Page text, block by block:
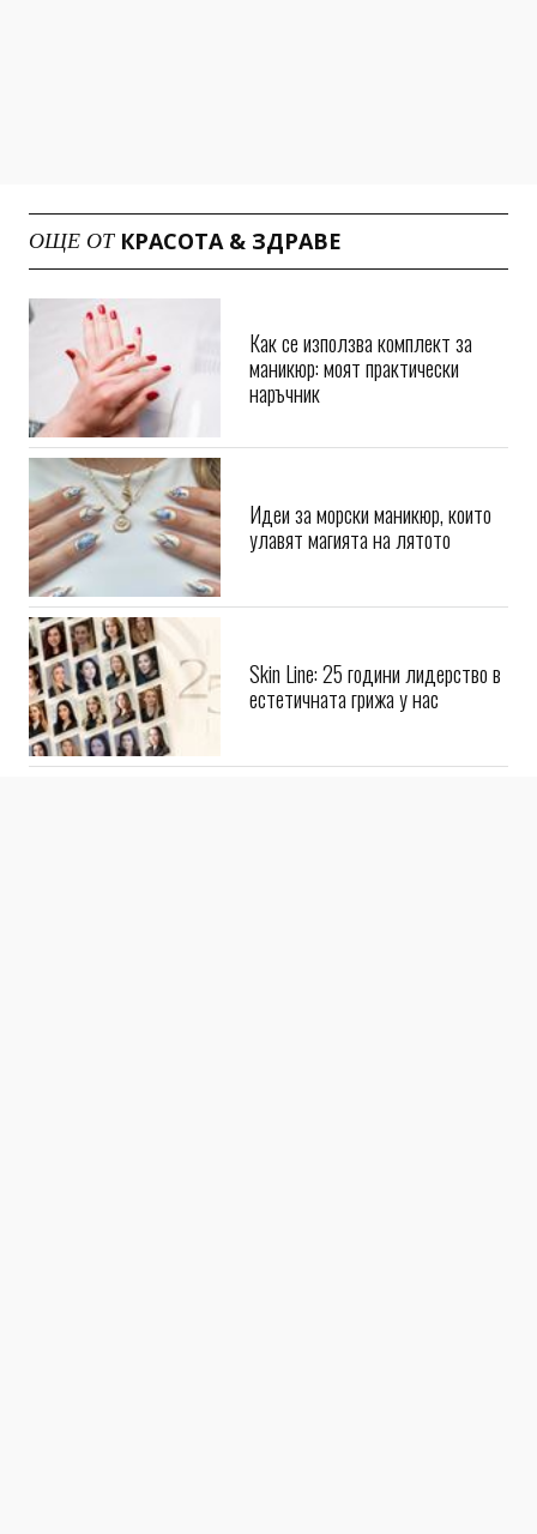
ОЩЕ ОТ КРАСОТА & ЗДРАВЕ
Как се използва комплект за
маникюр: моят практически
наръчник
Идеи за морски маникюр, които
улавят магията на лятото
Skin Line: 25 години лидерство в
естетичната грижа у нас